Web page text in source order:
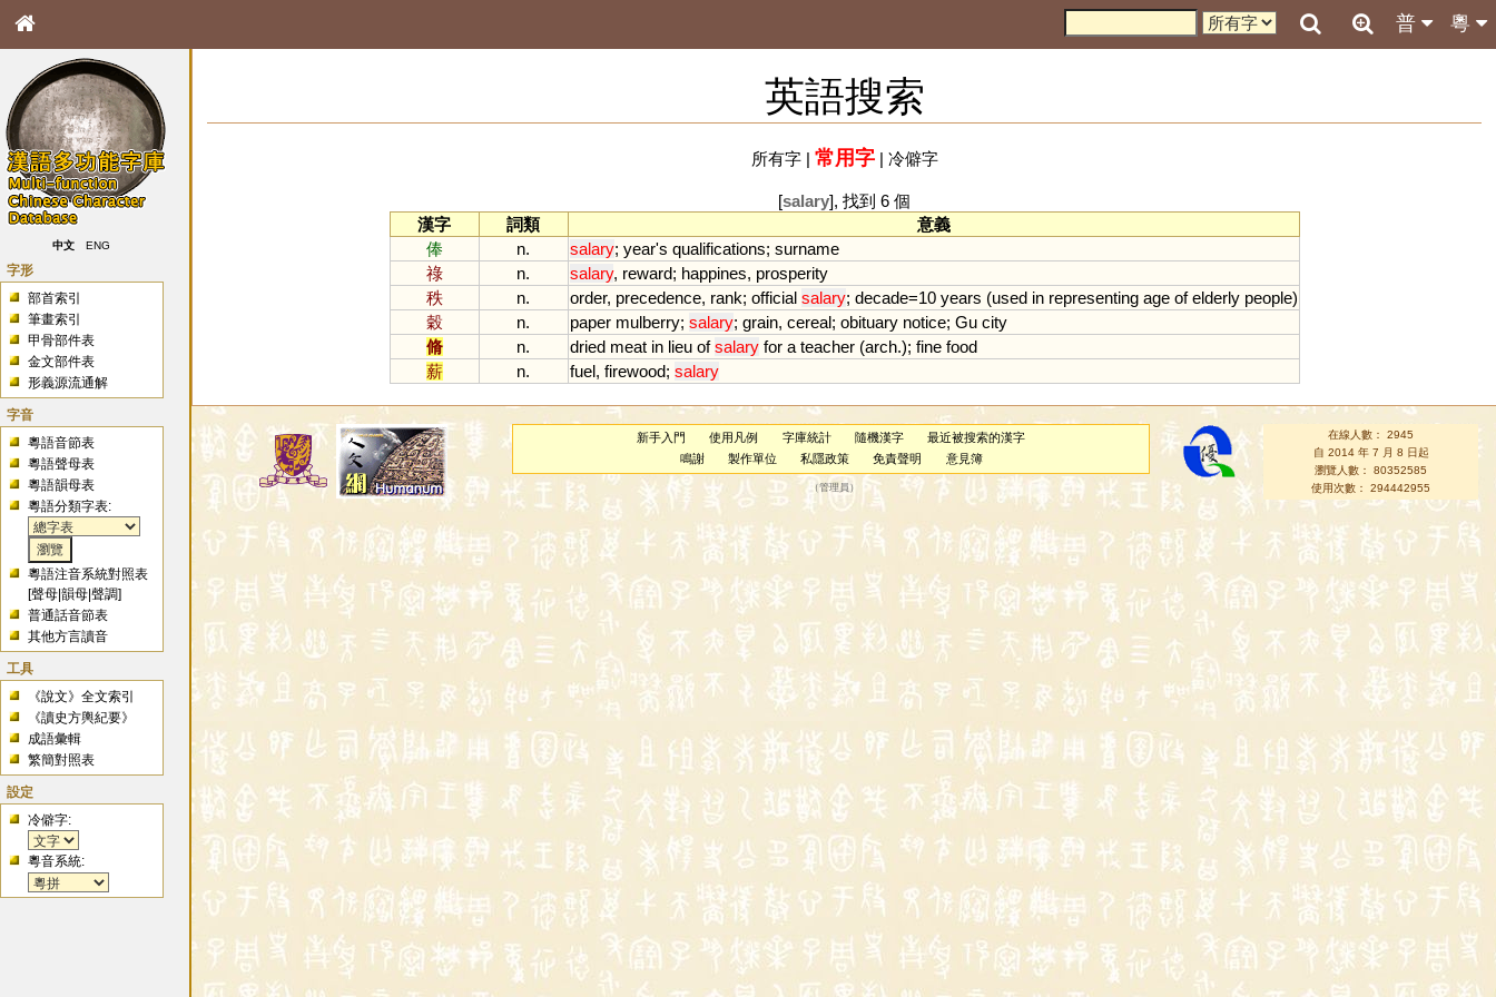
粵
普
中文 ENG
字形
部首索引
筆畫索引
甲骨部件表
金文部件表
形義源流通解
字音
粵語音節表
粵語聲母表
粵語韻母表
粵語分類字表:
粵語注音系統對照表
[聲母 |韻母 |聲調]
普通話音節表
其他方言讀音
工具
《說文》全文索引
《讀史方輿紀要》
成語彙輯
繁簡對照表
設定
冷僻字:
粵音系統:
英語搜索
所有字| 常用字| 冷僻字
[salary], 找到 6 個
漢字
詞類
意義
俸
n. salary; year's qualifications; surname
祿
n. salary, reward; happines, prosperity
秩
n. order, precedence, rank; official salary; decade=10 years (used in representing age of elderly people)
穀
n. paper mulberry; salary; grain, cereal; obituary notice; Gu city
脩
n. dried meat in lieu of salary for a teacher(arch.); fine food
薪
n. fuel, firewood; salary
新手入門 使用凡例 字庫統計 隨機漢字
最近被搜索的漢字
鳴謝
製作單位 私隱政策 免責聲明 意見簿
（管理員 ）
在線人數： 2945
自 2014 年 7 月 8 日起
瀏覽人數： 80352585
使用次數： 294442955